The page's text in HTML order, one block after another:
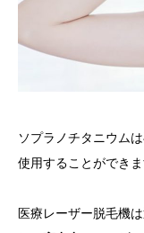
ソプラノチタニウム
使用することができま
医療レーザー脱毛機は